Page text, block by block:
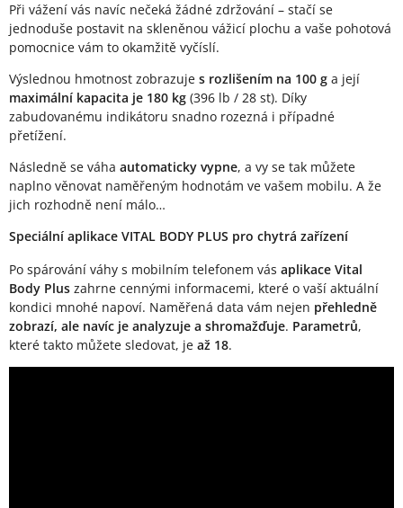
Při vážení vás navíc nečeká žádné zdržování – stačí se
jednoduše postavit na skleněnou vážicí plochu a vaše pohotová
pomocnice vám to okamžitě vyčíslí.
Výslednou hmotnost zobrazuje s rozlišením na 100 g a její
maximální kapacita je 180 kg (396 lb / 28 st). Díky
zabudovanému indikátoru snadno rozezná i případné
přetížení.
Následně se váha automaticky vypne, a vy se tak můžete
naplno věnovat naměřeným hodnotám ve vašem mobilu. A že
jich rozhodně není málo…
Speciální aplikace VITAL BODY PLUS pro chytrá zařízení
Po spárování váhy s mobilním telefonem vás aplikace Vital
Body Plus zahrne cennými informacemi, které o vaší aktuální
kondici mnohé napoví. Naměřená data vám nejen přehledně
zobrazí, ale navíc je analyzuje a shromažďuje. Parametrů,
které takto můžete sledovat, je až 18.